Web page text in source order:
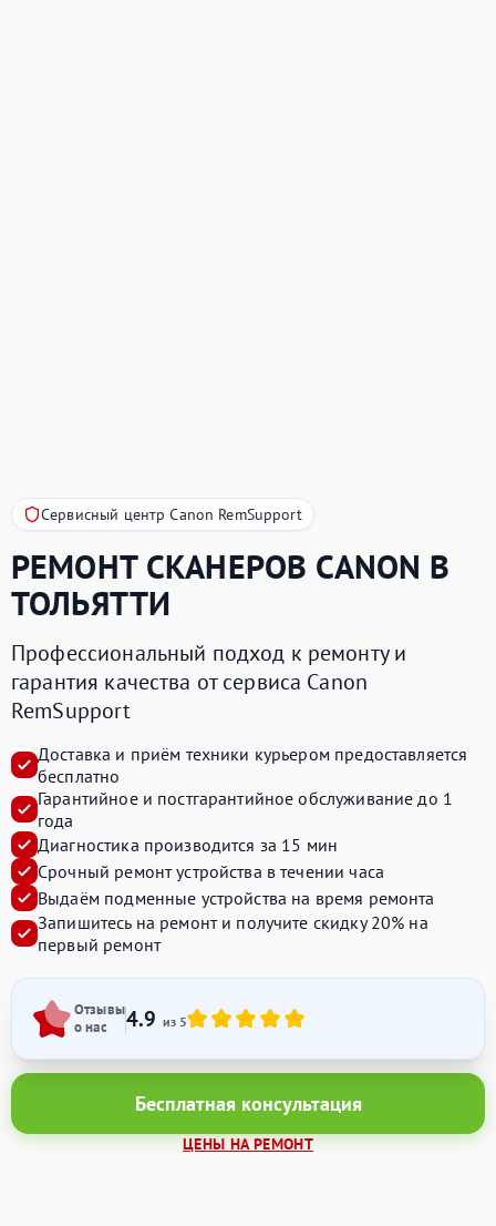
Сервисный центр Canon RemSupport
РЕМОНТ СКАНЕРОВ CANON В
ТОЛЬЯТТИ
Профессиональный подход к ремонту и
гарантия качества от сервиса Canon
RemSupport
Доставка и приём техники курьером предоставляется
бесплатно
Гарантийное и постгарантийное обслуживание до 1
года
Диагностика производится за 15 мин
Срочный ремонт устройства в течении часа
Выдаём подменные устройства на время ремонта
Запишитесь на ремонт и получите скидку 20% на
первый ремонт
Отзывы
о нас
4.9 из 5
Бесплатная консультация
ЦЕНЫ НА РЕМОНТ